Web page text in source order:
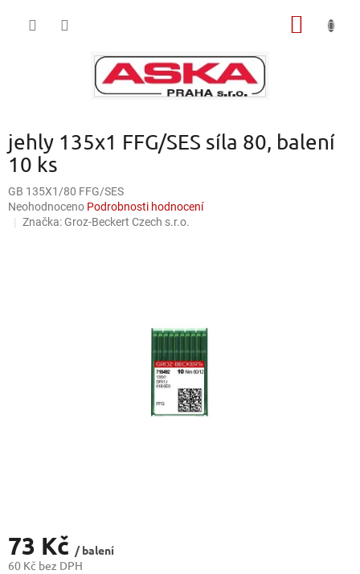
jehly 135x1 FFG/SES síla 80, balení
10 ks
GB 135X1/80 FFG/SES
Průměrné
hodnocení
Neohodnoceno Podrobnosti hodnocení
Značka: Groz-Beckert Czech s.r.o.
73 Kč / balení
60 Kč bez DPH